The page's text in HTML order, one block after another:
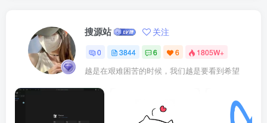
搜源站 关注
0 3844 6 6 1805W+
越是在艰难困苦的时候，我们越是要看到希望